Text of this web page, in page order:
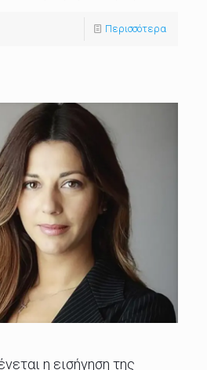
Περισσότερα
η εισήγηση της